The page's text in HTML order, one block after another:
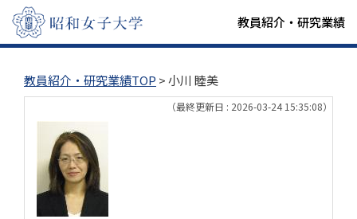
教員紹介・研究業績
教員紹介・研究業績TOP > 小川 睦美
（最終更新日 : 2026-03-24 15:35:08）